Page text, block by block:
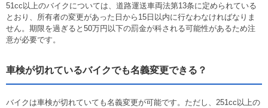
51cc以上のバイクについては、道路運送車両法第13条に定められている
とおり、所有者の変更があった日から15日以内に行なわなければなりま
せん。期限を過ぎると50万円以下の罰金が科される可能性があるため注
意が必要です。
車検が切れているバイクでも名義変更できる？
バイクは車検が切れていても名義変更が可能です。ただし、251cc以上の